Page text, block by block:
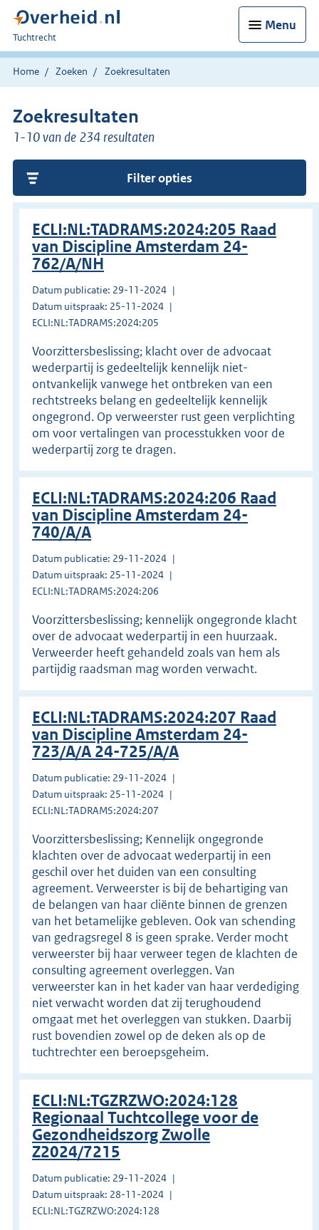
Menu
U
bent
hier:
Tuchtrecht
Home Zoeken Zoekresultaten
Zoekresultaten
1-10 van de 234 resultaten
Filter opties
ECLI:NL:TADRAMS:2024:205 Raad
van Discipline Amsterdam 24-
762/A/NH
Datum publicatie: 29-11-2024
Datum uitspraak: 25-11-2024
ECLI:NL:TADRAMS:2024:205
Voorzittersbeslissing; klacht over de advocaat
wederpartij is gedeeltelijk kennelijk niet-
ontvankelijk vanwege het ontbreken van een
rechtstreeks belang en gedeeltelijk kennelijk
ongegrond. Op verweerster rust geen verplichting
om voor vertalingen van processtukken voor de
wederpartij zorg te dragen.
ECLI:NL:TADRAMS:2024:206 Raad
van Discipline Amsterdam 24-
740/A/A
Datum publicatie: 29-11-2024
Datum uitspraak: 25-11-2024
ECLI:NL:TADRAMS:2024:206
Voorzittersbeslissing; kennelijk ongegronde klacht
over de advocaat wederpartij in een huurzaak.
Verweerder heeft gehandeld zoals van hem als
partijdig raadsman mag worden verwacht.
ECLI:NL:TADRAMS:2024:207 Raad
van Discipline Amsterdam 24-
723/A/A 24-725/A/A
Datum publicatie: 29-11-2024
Datum uitspraak: 25-11-2024
ECLI:NL:TADRAMS:2024:207
Voorzittersbeslissing; Kennelijk ongegronde
klachten over de advocaat wederpartij in een
geschil over het duiden van een consulting
agreement. Verweerster is bij de behartiging van
de belangen van haar cliënte binnen de grenzen
van het betamelijke gebleven. Ook van schending
van gedragsregel 8 is geen sprake. Verder mocht
verweerster bij haar verweer tegen de klachten de
consulting agreement overleggen. Van
verweerster kan in het kader van haar verdediging
niet verwacht worden dat zij terughoudend
omgaat met het overleggen van stukken. Daarbij
rust bovendien zowel op de deken als op de
tuchtrechter een beroepsgeheim.
ECLI:NL:TGZRZWO:2024:128
Regionaal Tuchtcollege voor de
Gezondheidszorg Zwolle
Z2024/7215
Datum publicatie: 29-11-2024
Datum uitspraak: 28-11-2024
ECLI:NL:TGZRZWO:2024:128